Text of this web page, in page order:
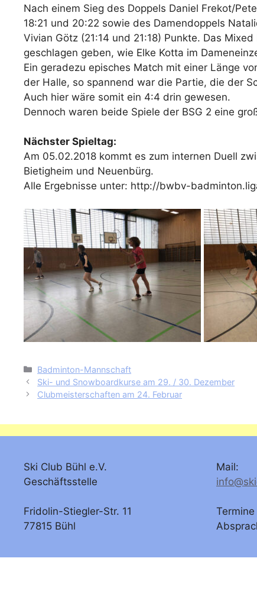
Nach einem Sieg des Doppels Daniel Frekot/
18:21 und 20:22 sowie des Damendoppels
Vivian Götz (21:14 und 21:18) Punkte. Das
geschlagen geben, wie Elke Kotta im
Ein geradezu episches Match mit einer Länge
der Halle, so spannend war die Partie, die der
Auch hier wäre somit ein 4:4 drin gewesen.
Dennoch waren beide Spiele der BSG 2 eine
Nächster Spieltag:
Am 05.02.2018 kommt es zum internen Duell
Bietigheim und Neuenbürg.
Alle Ergebnisse unter: http://bwbv-
Kategorien
Badminton-Mannschaft
Ski- und Snowboardkurse am 29. / 30. Dezember
Clubmeisterschaften am 24. Februar
Ski Club Bühl e.V.
Geschäftsstelle
Fridolin-Stiegler-Str. 11
77815 Bühl
Mail: